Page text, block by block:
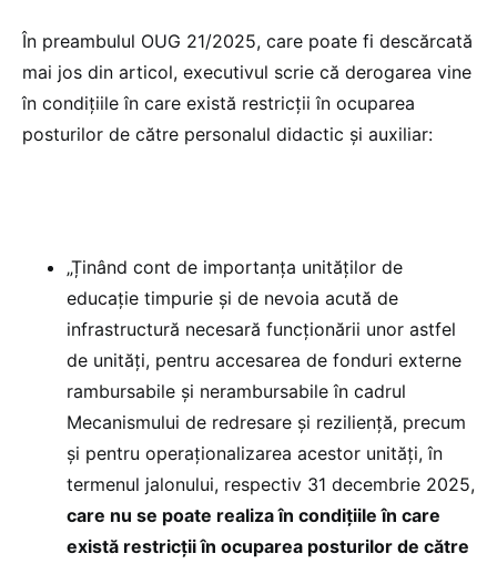
În preambulul OUG 21/2025, care poate fi descărcată
mai jos din articol, executivul scrie că derogarea vine
în condițiile în care există restricții în ocuparea
posturilor de către personalul didactic și auxiliar:
„Ținând cont de importanța unităților de
educație timpurie și de nevoia acută de
infrastructură necesară funcționării unor astfel
de unități, pentru accesarea de fonduri externe
rambursabile și nerambursabile în cadrul
Mecanismului de redresare și reziliență, precum
și pentru operaționalizarea acestor unități, în
termenul jalonului, respectiv 31 decembrie 2025,
care nu se poate realiza în condițiile în care
există restricții în ocuparea posturilor de către